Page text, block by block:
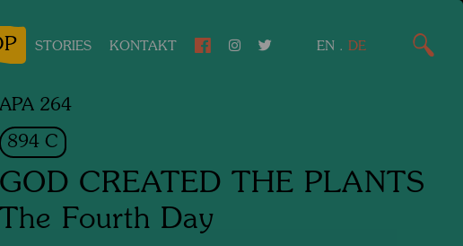
STORIES KONTAKT EN . DE
APA 264
894 C
GOD CREATED THE PLANTS
The Fourth Day